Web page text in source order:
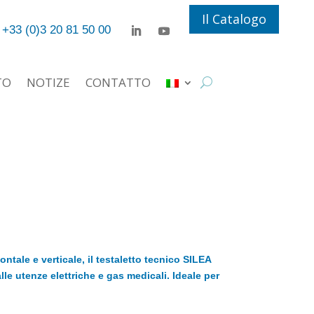
+33 (0)3 20 81 50 00
Il Catalogo
NOTIZE CONTATTO
e verticale, il testaletto tecnico SILEA
utenze elettriche e gas medicali. Ideale per